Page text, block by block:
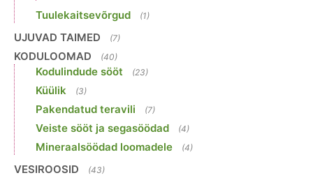
Tuulekaitsevõrgud (1)
UJUVAD TAIMED (7)
KODULOOMAD (40)
Kodulindude sööt (23)
Küülik (3)
Pakendatud teravili (7)
Veiste sööt ja segasöödad (4)
Mineraalsöödad loomadele (4)
VESIROOSID (43)